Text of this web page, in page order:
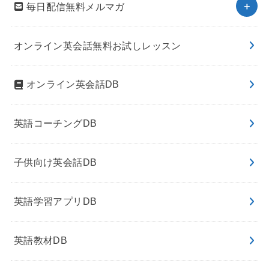
毎日配信無料メルマガ
オンライン英会話無料お試しレッスン
オンライン英会話DB
英語コーチングDB
子供向け英会話DB
英語学習アプリDB
英語教材DB